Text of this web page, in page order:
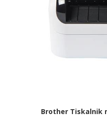
Brother Tiskalnik